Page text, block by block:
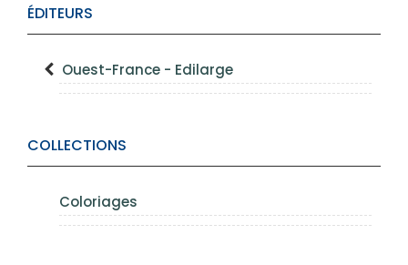
ÉDITEURS
Ouest-France - Edilarge
COLLECTIONS
Coloriages